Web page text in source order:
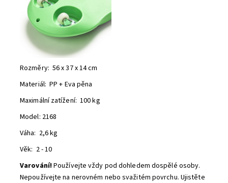
Rozměry: 56 x 37 x 14 cm
Materiál: PP + Eva pěna
Maximální zatížení: 100 kg
Model: 2168
Váha: 2,6 kg
Věk: 2 - 10
Varování!Používejte vždy pod dohledem dospělé osoby.
Nepoužívejte na nerovném nebo svažitém povrchu. Ujistěte